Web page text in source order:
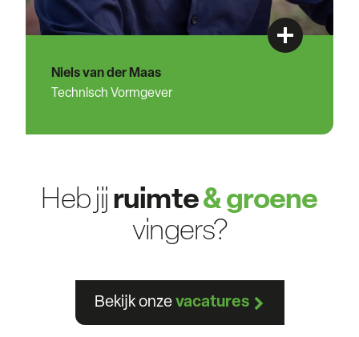
Niels van der Maas
Technisch Vormgever
Heb jij ruimte& groene
vingers?
Bekijk onze vacatures